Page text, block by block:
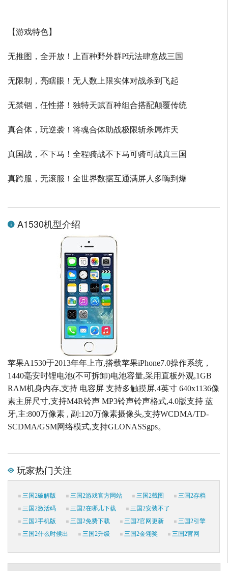
【游戏特色】
无推图，全开放！上百种野外群P玩法肆意战三国
无限制，亮瞎眼！无人数上限实体对战杀到飞起
无禁锢，任性搭！独特天赋百种组合搭配颠覆传统
真合体，玩逆袭！将魂合体助战极限斩杀屌炸天
真国战，不下马！全程骑战不下马可骑可战真三国
真跨服，无滚服！全世界数据互通满屏人多嗨到爆
A1530机型介绍
苹果A1530于2013年年上市,搭载苹果iPhone7.0操作系统，
1440毫安时锂电池(不可拆卸)电池容量,采用直板外观,1GB
RAM机身内存,支持 电容屏 支持多触摸屏,4英寸 640x1136像
素主屏尺寸,支持M4R铃声 MP3铃声铃声格式,4.0版支持 蓝
牙,主:800万像素 , 副:120万像素摄像头,支持WCDMA/TD-
SCDMA/GSM网络模式,支持GLONASSgps。
玩家热门关注
三国2破解版 三国2游戏官方网站 三国2截图
三国2存档
三国2激活码
三国2在哪儿下载
三国2安装不了
三国2手机版
三国2免费下载 三国2官网更新
三国2引擎
三国2什么时候出
三国2升级 三国2金翎奖 三国2官网